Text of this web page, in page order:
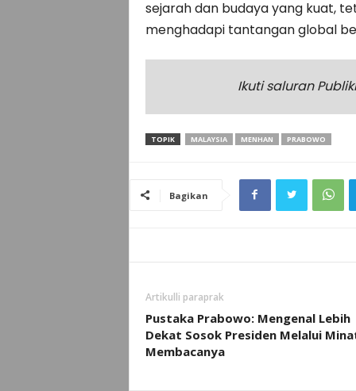
sejarah dan budaya yang kuat,
menghadapi tantangan global
Ikuti saluran
TOPIK MALAYSIA MENHAN PRABOWO
Bagikan
Artikulli paraprak
Pustaka Prabowo: Mengenal Lebih
Dekat Sosok Presiden Melalui
Membacanya